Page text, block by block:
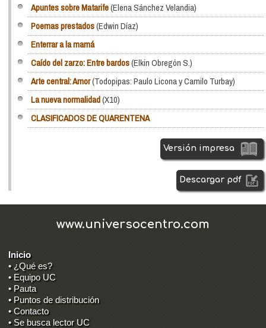
Apuntes sobre Matarife(Elena Sánchez Velandia)
Poemas prestados(Edwin Díaz)
Enterrar a la mamá
Caído del zarzo: Entre bardos(Elkin Obregón S.)
Arte central: Amor(Todopipas: Paulo Licona y Camilo Turbay)
La nueva normalidad(X10)
CLASIFICADOS DE QUARENTENA
Versión impresa
Descargar pdf
www.universocentro.com
Inicio
• ¿Qué es?
• Equipo UC
• Pauta
• Puntos de distribución
• Contacto
• Se busca lector UC